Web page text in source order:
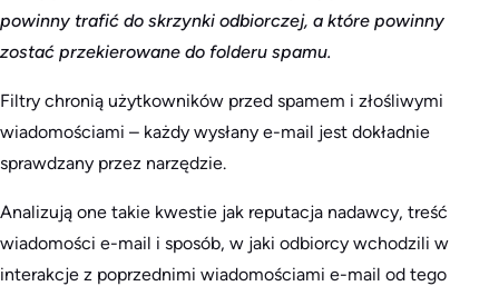
powinny trafić do skrzynki odbiorczej, a które powinny
zostać przekierowane do folderu spamu.
Filtry chronią użytkowników przed spamem i złośliwymi
wiadomościami – każdy wysłany e-mail jest dokładnie
sprawdzany przez narzędzie.
Analizują one takie kwestie jak reputacja nadawcy, treść
wiadomości e-mail i sposób, w jaki odbiorcy wchodzili w
interakcje z poprzednimi wiadomościami e-mail od tego